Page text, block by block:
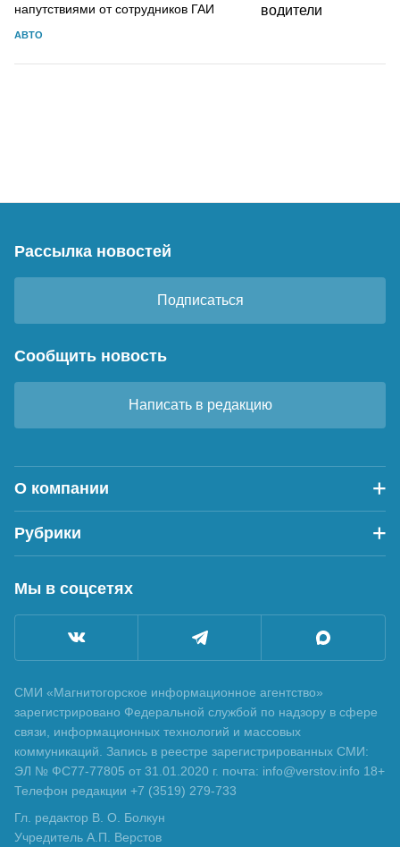
напутствиями от сотрудников ГАИ
АВТО
Рассылка новостей
Подписаться
Сообщить новость
Написать в редакцию
О компании
Рубрики
Мы в соцсетях
СМИ «Магнитогорское информационное агентство»
зарегистрировано Федеральной службой по надзору в сфере
связи, информационных технологий и массовых
коммуникаций. Запись в реестре зарегистрированных СМИ:
ЭЛ № ФС77-77805 от 31.01.2020 г. почта: info@verstov.info 18+
Телефон редакции +7 (3519) 279-733
Гл. редактор В. О. Болкун
Учредитель А.П. Верстов